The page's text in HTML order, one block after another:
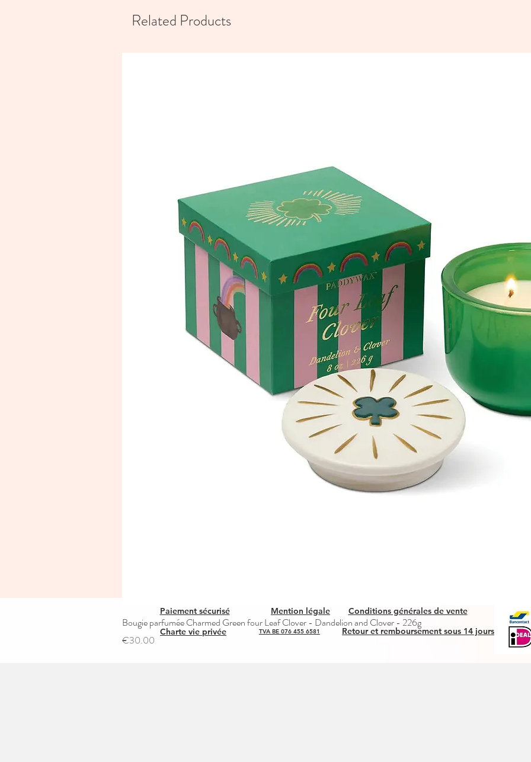
Related Products
Quick View
Bougie parfumée Charmed Green four Leaf Clover - Dandelion and Clover - 226g
Price
€30.00
Paiement sécurisé Mention légale
Conditions générales de vente
Charte vie privée
Retour et remboursement sous 14 jours
TVA BE 076 455 6581